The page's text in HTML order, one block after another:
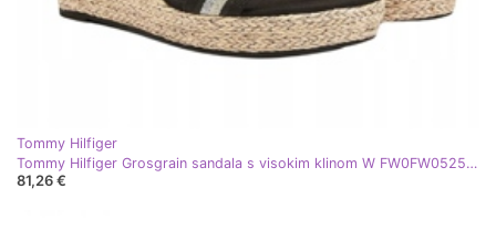
Tommy Hilfiger
Tommy Hilfiger Grosgrain sandala s visokim klinom W FW0FW05254 crna
81,26 €